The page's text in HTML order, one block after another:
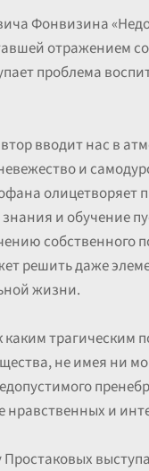
Фонвизина
отражением
проблема
вводит нас в
и
олицетворяет
и обучение
собственного
решить даже
жизни.
трагическим
не имея ни
нравственных и
Простаковых